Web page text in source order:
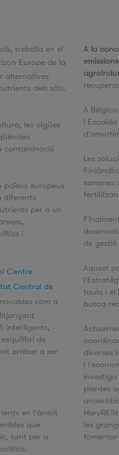
treballa en el
Europe de la
alternatives
dels sòls.
les aigües
contaminació
europeus
diferents
per a un
i
Centre
Central de
com a
de
arribar a ser
en l'àmbit
que
tant per a
A la
A
i
Les
de
Aquest
taula i el
busca
diverses
i
plantes
les